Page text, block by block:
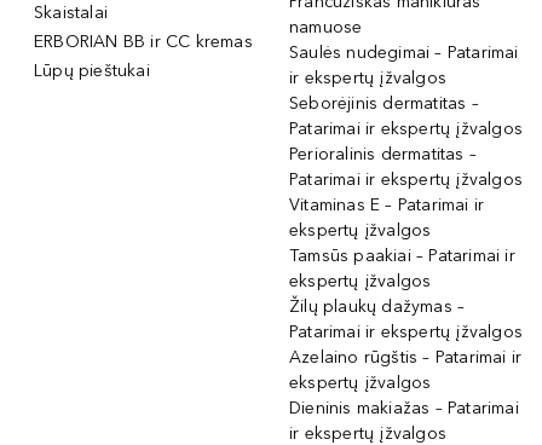
Skaistalai
ERBORIAN BB ir CC kremas
Lūpų pieštukai
namuose
Saulės nudegimai – Patarimai
ir ekspertų įžvalgos
Seborėjinis dermatitas –
Patarimai ir ekspertų įžvalgos
Perioralinis dermatitas –
Patarimai ir ekspertų įžvalgos
Vitaminas E – Patarimai ir
ekspertų įžvalgos
Tamsūs paakiai – Patarimai ir
ekspertų įžvalgos
Žilų plaukų dažymas –
Patarimai ir ekspertų įžvalgos
Azelaino rūgštis – Patarimai ir
ekspertų įžvalgos
Dieninis makiažas – Patarimai
ir ekspertų įžvalgos